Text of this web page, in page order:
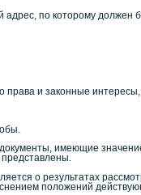
по которому
права и законные интересы,
имеющие
о результатах
положений